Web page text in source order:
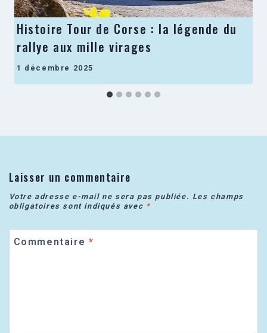
Histoire Tour de Corse : la légende du
rallye aux mille virages
1 décembre 2025
Laisser un commentaire
Votre adresse e-mail ne sera pas publiée. Les champs
obligatoires sont indiqués avec *
Commentaire *